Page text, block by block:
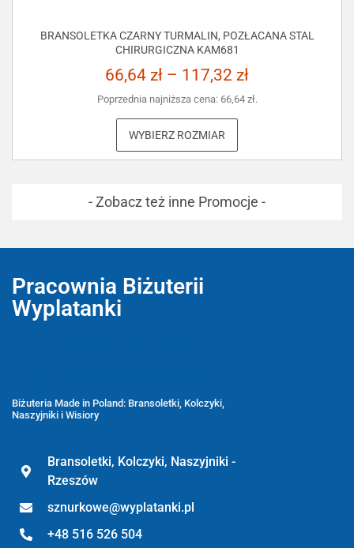
BRANSOLETKA CZARNY TURMALIN, POZŁACANA STAL
CHIRURGICZNA KAM681
66,64 zł – 117,32 zł
Poprzednia najniższa cena: 66,64 zł.
WYBIERZ ROZMIAR
- Zobacz też inne Promocje -
Pracownia Biżuterii
Wyplatanki
Biżuteria Made in Poland: Bransoletki, Kolczyki,
Naszyjniki i Wisiory
Bransoletki, Kolczyki, Naszyjniki -
Rzeszów
sznurkowe@wyplatanki.pl
+48 516 526 504